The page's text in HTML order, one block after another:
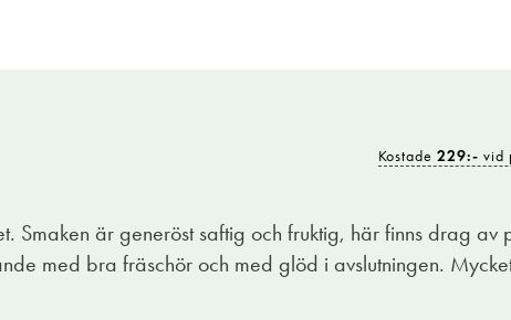
Kostade229:- vid
Smaken är generöst saftig och fruktig, här finns drag av
med bra fräschör och med glöd i avslutningen.